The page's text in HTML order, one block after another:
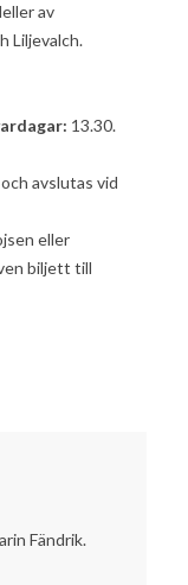
av
Liljevalch.
13.30.
avslutas vid
eller
biljett till
Fändrik.